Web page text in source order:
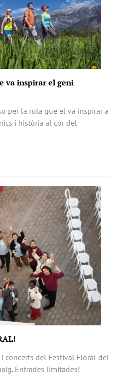
va inspirar el geni
per la ruta que el va inspirar a
i història al cor del
concerts del Festival Floral del
Entrades limitades!